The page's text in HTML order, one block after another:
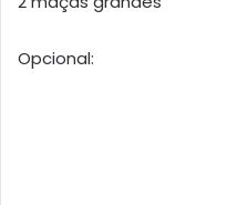
Opcional: